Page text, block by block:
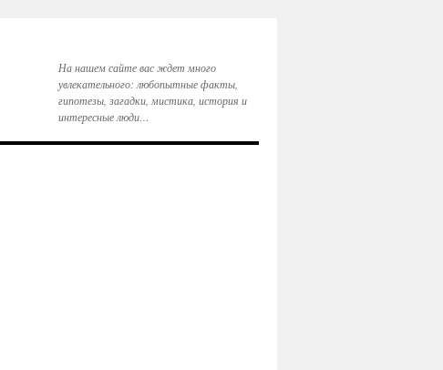
На нашем сайте вас ждет много
увлекательного: любопытные факты,
гипотезы, загадки, мистика, история и
интересные люди…